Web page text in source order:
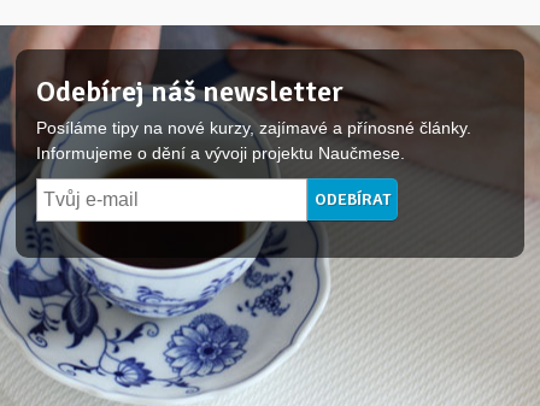
Odebírej náš newsletter
Posíláme tipy na nové kurzy, zajímavé a přínosné články.
Informujeme o dění a vývoji projektu Naučmese.